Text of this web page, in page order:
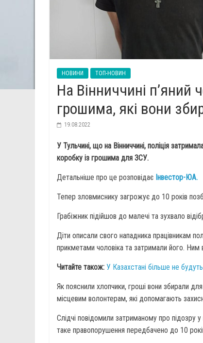
НОВИНИ ТОП-НОВИН
На Вінниччині п’яний
грошима, які вони
19.08.2022
У Тульчині, що на Вінниччині, поліція
коробку із грошима для ЗСУ.
Детальніше про це розповідає Інвестор-ЮА.
Тепер зловмиснику загрожує до 10 років
Грабіжник підійшов до малечі та зухвало
Діти описали свого нападника працівникам
прикметами чоловіка та затримали його.
Читайте також: У Казахстані більше не
Як пояснили хлопчики, гроші вони збирали
місцевим волонтерам, які допомагають
Слідчі повідомили затриманому про підозру
таке правопорушення передбачено до 10